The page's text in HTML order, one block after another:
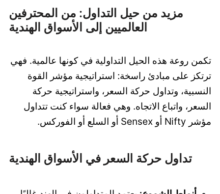
مزيد من حيل التداول: من المحترفين
العالميين إلى الأسواق الهندية
تكمن روعة هذه الحيل التداولية في كونها عالمية. فهي
ترتكز على مبادئ راسخة: استراتيجية مؤشر القوة
النسبية، وتداول حركة السعر، واستراتيجية حركة
السعر، واتباع الاتجاه. وهي فعالة سواء كنت تتداول
مؤشر Nifty أو Sensex أو السلع أو الفوركس.
تداول حركة السعر في الأسواق الهندية